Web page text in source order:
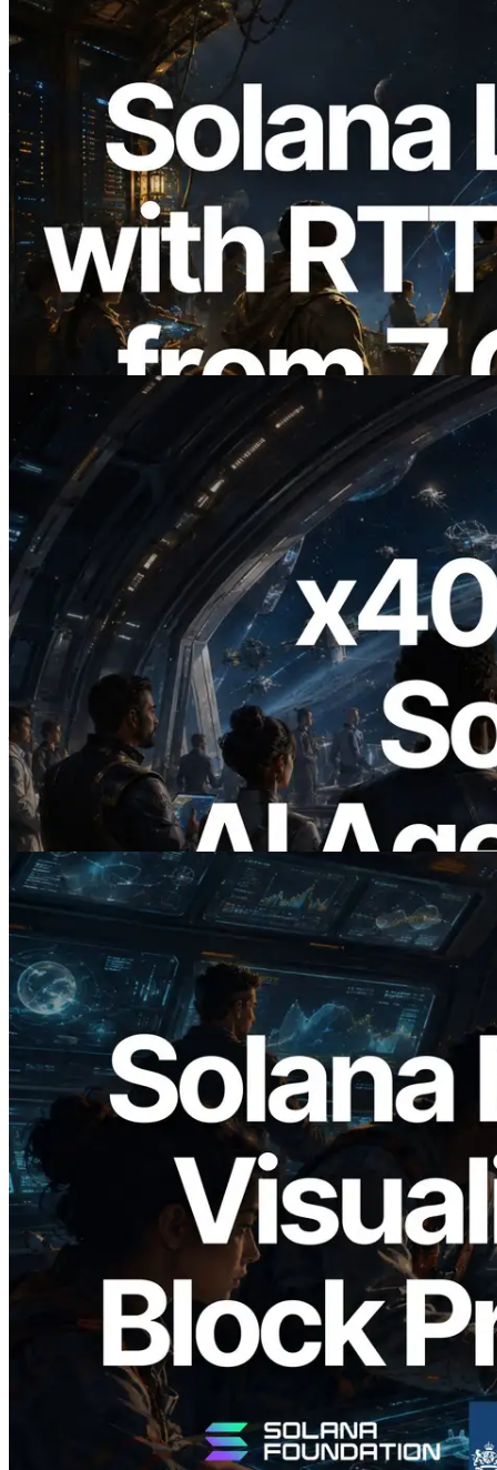
2026.08.05
ERPC ขยาย Solana Leader Slot API ด้วย
การวัด Ping จาก 7 Region ทั่วโลก พร้อม
เปิดตัว Validators Information API
2026.07.04
ERPC เปิดตัว Solana RPC ที่รองรับ x402
— ยุคที่ AI Agent จ่ายเงินให้ API ที่ต้องใช้
แบบ On Demand
อ่านบทความนี้
2026.05.24
Validators Solutions เปิดตัว Solana Block
Analyzer — แสดงเวลาการผลิตบล็อก
ระดับ slot และบาลิเดเตอร์ที่รับผิดชอบ